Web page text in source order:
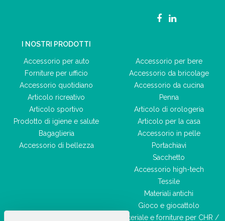
I NOSTRI PRODOTTI
Accessorio per auto
Forniture per ufficio
Accessorio quotidiano
Articolo ricreativo
Articolo sportivo
Prodotto di igiene e salute
Bagaglieria
Accessorio di bellezza
Accessorio per bere
Accessorio da bricolage
Accessorio da cucina
Penna
Articolo di orologeria
Articolo per la casa
Accessorio in pelle
Portachiavi
Sacchetto
Accessorio high-tech
Tessile
Materiali antichi
Gioco e giocattolo
Materiale e forniture per CHR /